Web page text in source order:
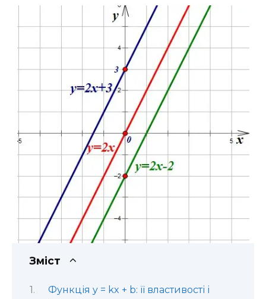
Зміст
Функція y = kx + b: її властивості і